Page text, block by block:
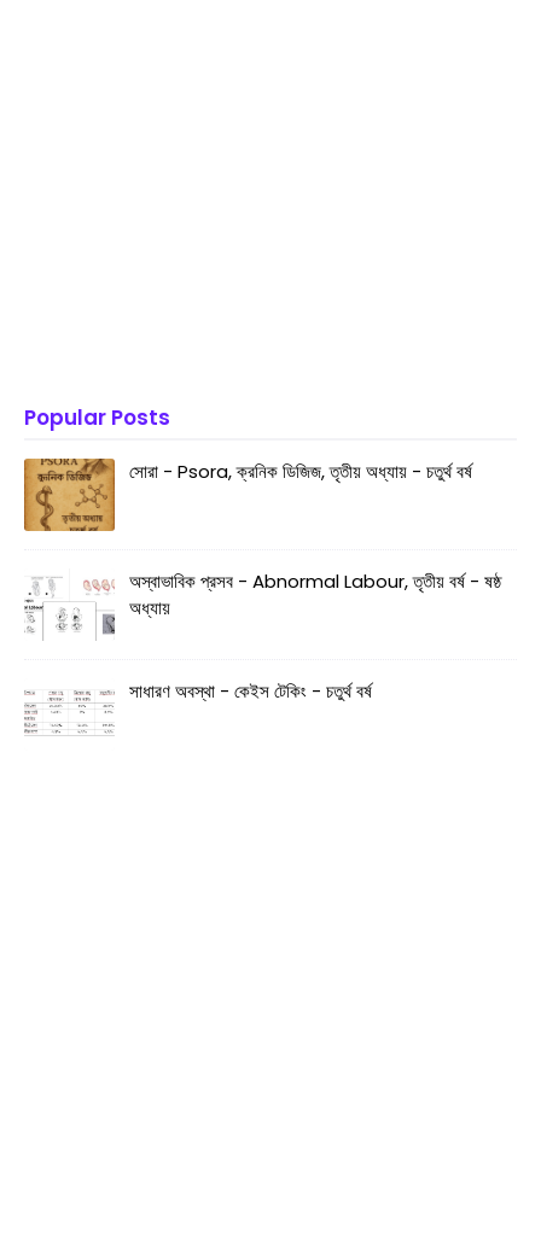
Popular Posts
সোরা - Psora, ক্রনিক ডিজিজ, তৃতীয় অধ্যায় - চতুর্থ বর্ষ
অস্বাভাবিক প্রসব - Abnormal Labour, তৃতীয় বর্ষ - ষষ্ঠ
অধ্যায়
সাধারণ অবস্থা - কেইস টেকিং - চতুর্থ বর্ষ